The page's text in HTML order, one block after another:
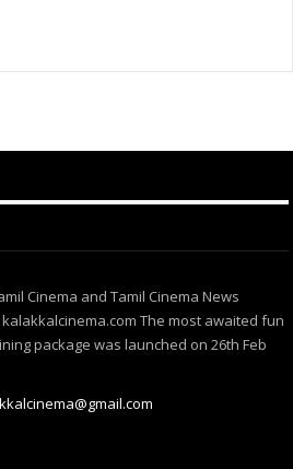
Cinema and Tamil Cinema News
The most awaited fun
package was launched on 26th Feb